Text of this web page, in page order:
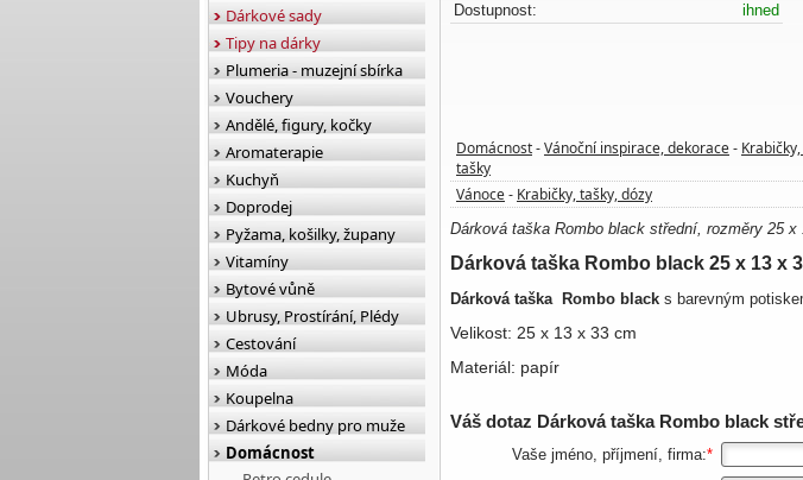
Dostupnost:
ihned
Domácnost - Vánoční inspirace, dekorace -
tašky
Vánoce - Krabičky, tašky, dózy
Dárková taška Rombo black střední, rozměry 25 x
Dárková taška Rombo black 25 x 13 x
Dárková taška Rombo black s barevným
Velikost: 25 x 13 x 33 cm
Materiál: papír
Váš dotaz Dárková taška Rombo black
Vaše jméno, příjmení, firma:*
Dárkové sady
Tipy na dárky
Plumeria - muzejní sbírka
Vouchery
Andělé, figury, kočky
Aromaterapie
Kuchyň
Doprodej
Pyžama, košilky, župany
Vitamíny
Bytové vůně
Ubrusy, Prostírání, Plédy
Cestování
Móda
Koupelna
Dárkové bedny pro muže
Domácnost